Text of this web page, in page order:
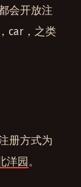
会开放注
car，之类
册方式为
洋园。